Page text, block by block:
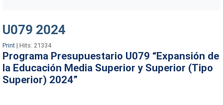
U079 2024
Print | Hits: 21334
Programa Presupuestario U079 “Expansión de
la Educación Media Superior y Superior (Tipo
Superior) 2024”